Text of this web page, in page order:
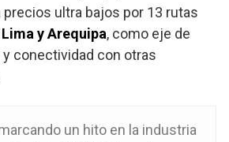
precios ultra bajos por 13 rutas
Lima y Arequipa, como eje de
conectividad con otras
un hito en la industria